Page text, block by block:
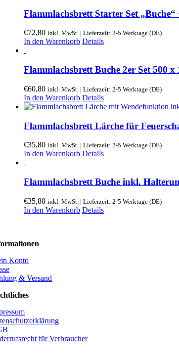
Flammlachsbrett Starter Set
€72,80 inkl. MwSt. | Lieferzeit: 2-5 Werktage (DE)
In den Warenkorb Details
Flammlachsbrett Buche 2er Set 500 x
€60,80 inkl. MwSt. | Lieferzeit: 2-5 Werktage (DE)
In den Warenkorb Details
Flammlachsbrett Lärche für
€35,80 inkl. MwSt. | Lieferzeit: 2-5 Werktage (DE)
In den Warenkorb Details
Flammlachsbrett Buche inkl.
€35,80 inkl. MwSt. | Lieferzeit: 2-5 Werktage (DE)
In den Warenkorb Details
Konto
& Versand
für Verbraucher